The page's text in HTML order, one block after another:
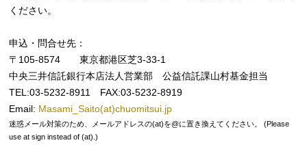
ください。
申込・問合せ先：
〒105-8574 東京都港区芝3-33-1
中央三井信託銀行本店法人営業部 公益信託課山村基金担当
TEL:03-5232-8911 FAX:03-5232-8919
Email: Masami_Saito(at)chuomitsui.jp
迷惑メール対策のため、メールアドレスの(at)を@に置き換えてください。 (Please
use at sign instead of (at).)